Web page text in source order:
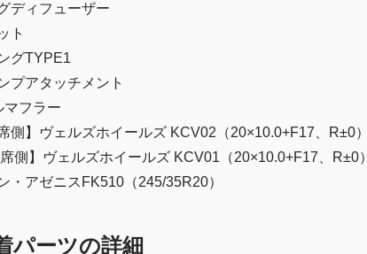
ディフューザー
ト
グTYPE1
プアタッチメント
マフラー
側】ヴェルズホイールズ KCV02（20×10.0+F17、R±0）
ルズホイールズ KCV01（20×10.0+F17、R±0）
・アゼニスFK510（245/35R20）
パーツの詳細